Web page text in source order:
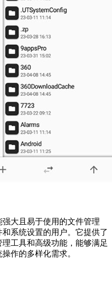
大且易于使用的文件管理
系统设置的用户。它提供了
工具和高级功能，能够满足
作的多样化需求。